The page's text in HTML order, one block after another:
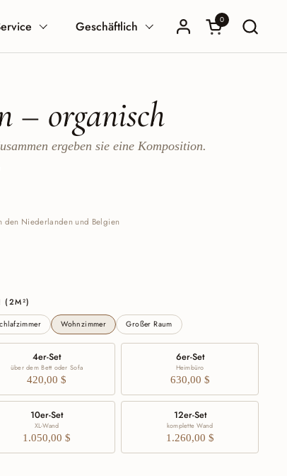
Warenkorb
0
Geschäftlich
– organisch
ergeben sie eine Komposition.
den Niederlanden und Belgien
(2M²)
Wohnzimmer Großer Raum
4er-Set
über dem Bett oder Sofa
420,00 $
6er-Set
Heimbüro
630,00 $
10er-Set
XL-Wand
1.050,00 $
12er-Set
komplette Wand
1.260,00 $